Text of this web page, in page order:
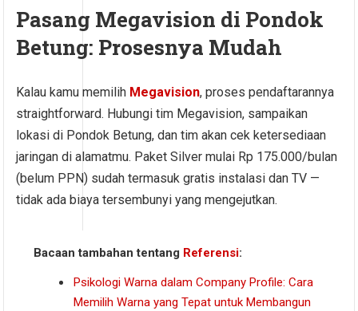
Pasang Megavision di Pondok
Betung: Prosesnya Mudah
Kalau kamu memilih Megavision, proses pendaftarannya
straightforward. Hubungi tim Megavision, sampaikan
lokasi di Pondok Betung, dan tim akan cek ketersediaan
jaringan di alamatmu. Paket Silver mulai Rp 175.000/bulan
(belum PPN) sudah termasuk gratis instalasi dan TV —
tidak ada biaya tersembunyi yang mengejutkan.
Bacaan tambahan tentang Referensi:
Psikologi Warna dalam Company Profile: Cara
Memilih Warna yang Tepat untuk Membangun